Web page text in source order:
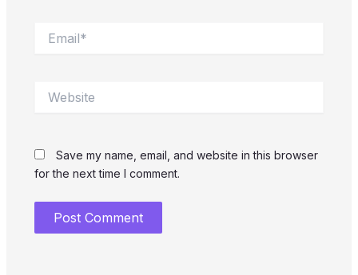
Save my name, email, and website in this browser
for the next time I comment.